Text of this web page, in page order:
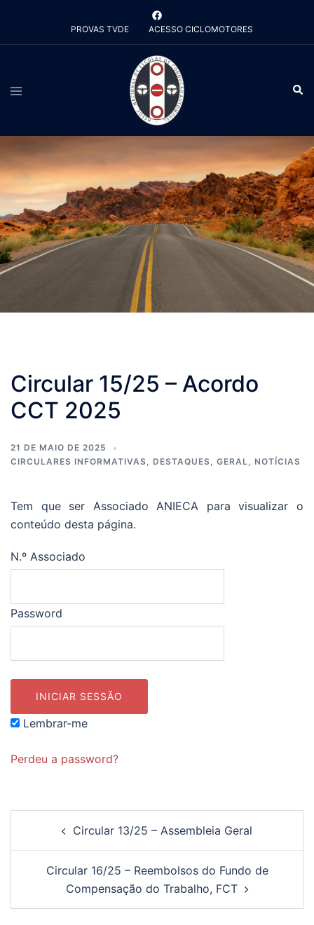
o
PROVAS TVDE ACESSO CICLOMOTORES
Alternar
menu
Circular 15/25 – Acordo
CCT 2025
21 DE MAIO DE 2025
CIRCULARES INFORMATIVAS, DESTAQUES, GERAL, NOTÍCIAS
Tem que ser Associado ANIECA para visualizar o
conteúdo desta página.
N.º Associado
Password
Lembrar-me
Perdeu a password?
Circular 13/25 – Assembleia Geral
Circular 16/25 – Reembolsos do Fundo de
Compensação do Trabalho, FCT